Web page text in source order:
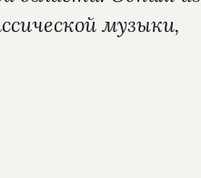
музыки,